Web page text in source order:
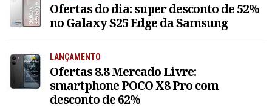
Ofertas do dia: super desconto de 52%
no Galaxy S25 Edge da Samsung
LANÇAMENTO
Ofertas 8.8 Mercado Livre:
smartphone POCO X8 Pro com
desconto de 62%